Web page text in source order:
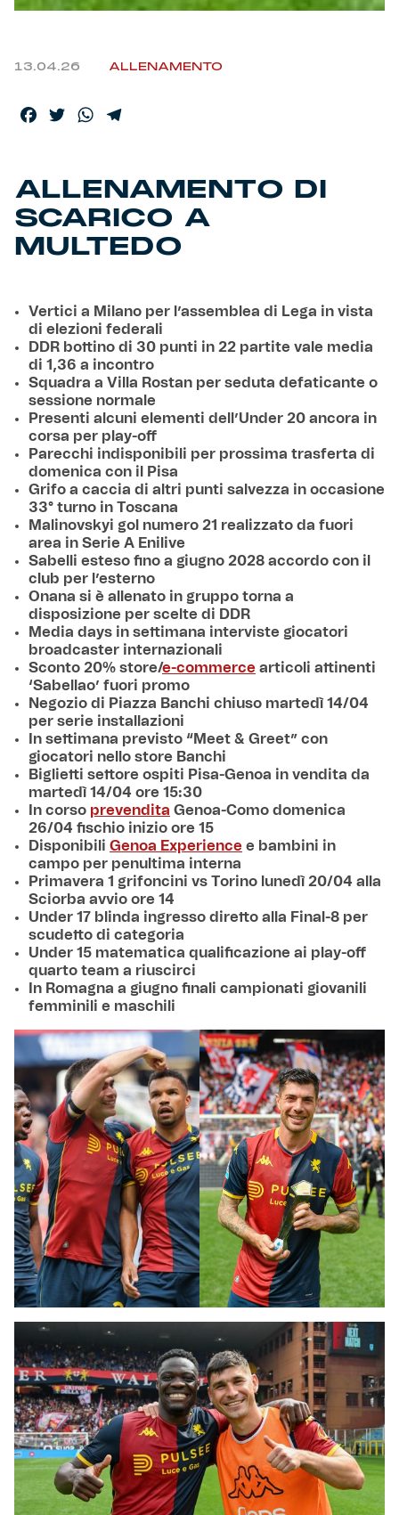
13.04.26 ALLENAMENTO
Facebook
TwitterWhatsApp
ALLENAMENTO DI
SCARICO A
MULTEDO
Vertici a Milano per l’assemblea di Lega in vista
di elezioni federali
DDR bottino di 30 punti in 22 partite vale media
di 1,36 a incontro
Squadra a Villa Rostan per seduta defaticante o
sessione normale
Presenti alcuni elementi dell’Under 20 ancora in
corsa per play-off
Parecchi indisponibili per prossima trasferta di
domenica con il Pisa
Grifo a caccia di altri punti salvezza in occasione
33° turno in Toscana
Malinovskyi gol numero 21 realizzato da fuori
area in Serie A Enilive
Sabelli esteso fino a giugno 2028 accordo con il
club per l’esterno
Onana si è allenato in gruppo torna a
disposizione per scelte di DDR
Media days in settimana interviste giocatori
broadcaster internazionali
Sconto 20% store/e-commerce articoli attinenti
‘Sabellao’ fuori promo
Negozio di Piazza Banchi chiuso martedì 14/04
per serie installazioni
In settimana previsto “Meet & Greet” con
giocatori nello store Banchi
Biglietti settore ospiti Pisa-Genoa in vendita da
martedì 14/04 ore 15:30
In corso prevendita Genoa-Como domenica
26/04 fischio inizio ore 15
Disponibili Genoa Experience e bambini in
campo per penultima interna
Primavera 1 grifoncini vs Torino lunedì 20/04 alla
Sciorba avvio ore 14
Under 17 blinda ingresso diretto alla Final-8 per
scudetto di categoria
Under 15 matematica qualificazione ai play-off
quarto team a riuscirci
In Romagna a giugno finali campionati giovanili
femminili e maschili